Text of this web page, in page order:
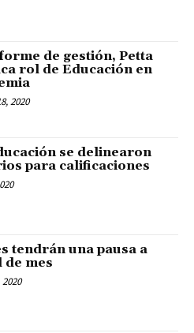
de gestión, Petta
rol de Educación en
2020
se delinearon
para calificaciones
tendrán una pausa a
de mes